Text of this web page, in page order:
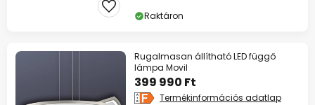
Raktáron
Rugalmasan állítható LED függő
lámpa Movil
399 990 Ft
Termékinformációs adatlap